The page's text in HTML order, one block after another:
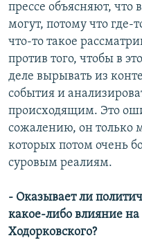
прессе объясняют, что
могут, потому что где-
что-то такое
против того, чтобы в
деле вырывать из
события и
происходящим. Это
сожалению, он только
которых потом очень
суровым реалиям.
- Оказывает ли
какое-либо влияние
Ходорковского?